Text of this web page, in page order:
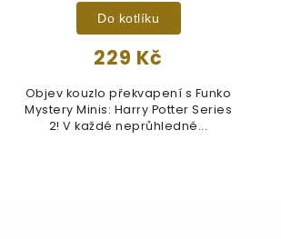
229 Kč
Do kotlíku
Objev kouzlo překvapení s Funko
Mystery Minis: Harry Potter Series
2! V každé neprůhledné...